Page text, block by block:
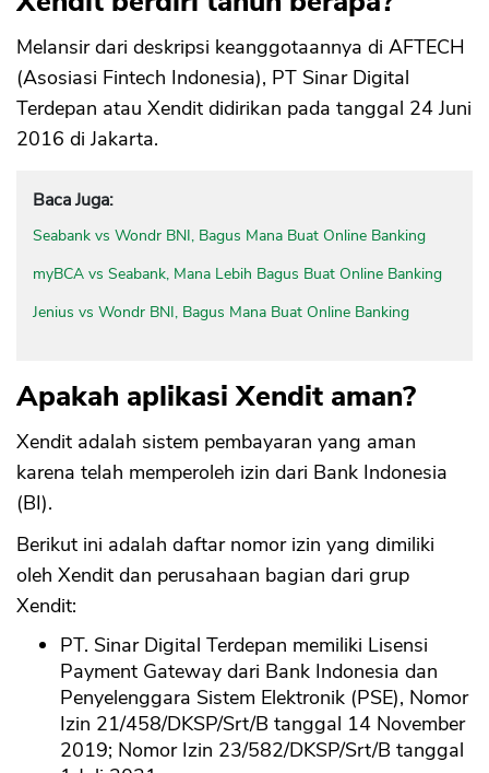
Melansir dari deskripsi keanggotaannya di AFTECH
(Asosiasi Fintech Indonesia), PT Sinar Digital
Terdepan atau Xendit didirikan pada tanggal 24 Juni
2016 di Jakarta.
Baca Juga:
Seabank vs Wondr BNI, Bagus Mana Buat Online Banking
myBCA vs Seabank, Mana Lebih Bagus Buat Online Banking
Jenius vs Wondr BNI, Bagus Mana Buat Online Banking
Apakah aplikasi Xendit aman?
Xendit adalah sistem pembayaran yang aman
karena telah memperoleh izin dari Bank Indonesia
(BI).
Berikut ini adalah daftar nomor izin yang dimiliki
oleh Xendit dan perusahaan bagian dari grup
Xendit:
PT. Sinar Digital Terdepan memiliki Lisensi
Payment Gateway dari Bank Indonesia dan
Penyelenggara Sistem Elektronik (PSE), Nomor
Izin 21/458/DKSP/Srt/B tanggal 14 November
2019; Nomor Izin 23/582/DKSP/Srt/B tanggal